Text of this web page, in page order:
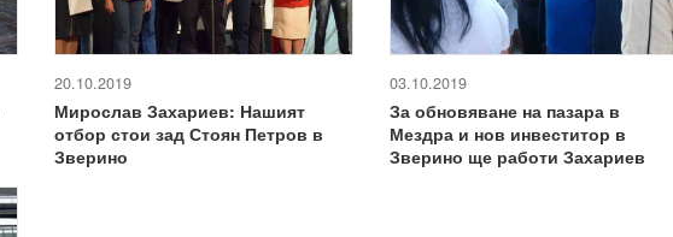
20.10.2019
Мирослав Захариев: Нашият
отбор стои зад Стоян Петров в
Зверино
03.10.2019
За обновяване на пазара в
Мездра и нов инвеститор в
Зверино ще работи Захариев